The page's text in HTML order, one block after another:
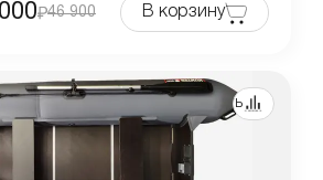
46 900 В корзину
Сравнить